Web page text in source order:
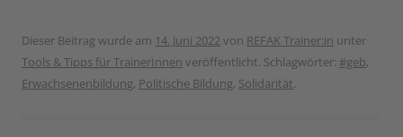
Dieser Beitrag wurde am 14. Juni 2022von REFAK Trainer:in unter
Tools & Tipps für TrainerInnen veröffentlicht. Schlagwörter: #geb,
Erwachsenenbildung, Politische Bildung, Solidarität.